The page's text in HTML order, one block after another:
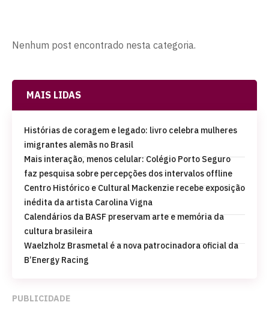
Nenhum post encontrado nesta categoria.
MAIS LIDAS
Histórias de coragem e legado: livro celebra mulheres
imigrantes alemãs no Brasil
Mais interação, menos celular: Colégio Porto Seguro
faz pesquisa sobre percepções dos intervalos offline
Centro Histórico e Cultural Mackenzie recebe exposição
inédita da artista Carolina Vigna
Calendários da BASF preservam arte e memória da
cultura brasileira
Waelzholz Brasmetal é a nova patrocinadora oficial da
B’Energy Racing
PUBLICIDADE